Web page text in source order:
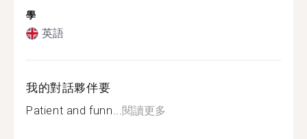
學
英語
我的對話夥伴要
Patient and funn...閱讀更多